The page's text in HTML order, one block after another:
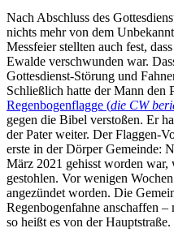
Nach Abschluss des
nichts mehr von dem
Messfeier stellten auch fest,
Ewalde verschwunden war.
Gottesdienst-Störung und
Schließlich hatte der Mann den
Regenbogenflagge (die CW
gegen die Bibel verstoßen. Er
der Pater weiter. Der Flaggen-
erste in der Dörper Gemeinde:
März 2021 gehisst worden war,
gestohlen. Vor wenigen
angezündet worden. Die
Regenbogenfahne anschaffen
so heißt es von der Hauptstraße.